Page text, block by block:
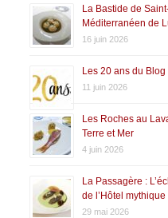
La Bastide de
Méditerranéen de
16 juin 2026
Les 20 ans du Blog
11 juin 2026
Les Roches au
Terre et Mer
4 juin 2026
La Passagère :
de l’Hôtel
29 mai 2026